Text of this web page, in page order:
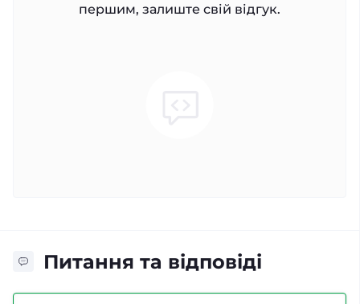
першим, залиште свій відгук.
Питання та відповіді